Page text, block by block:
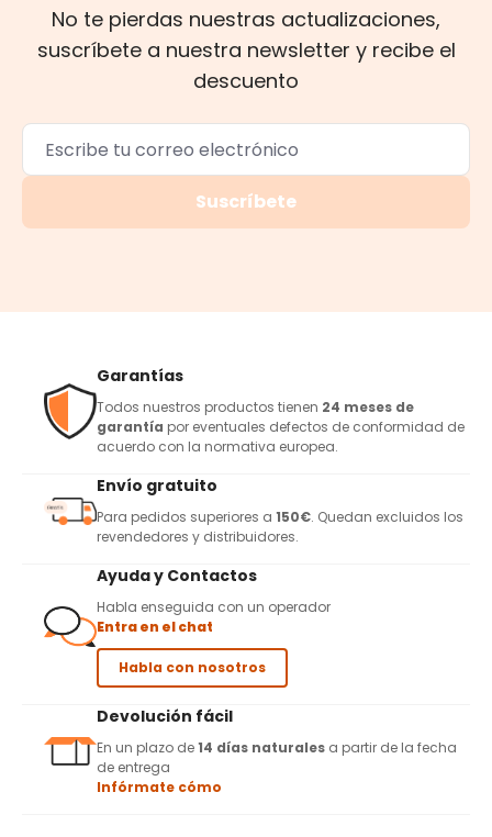
No te pierdas nuestras actualizaciones,
suscríbete a nuestra newsletter y recibe el
descuento
Suscríbete
Garantías
Todos nuestros productos tienen 24 meses de
garantía por eventuales defectos de conformidad de
acuerdo con la normativa europea.
Envío gratuito
Para pedidos superiores a 150€. Quedan excluidos los
revendedores y distribuidores.
Ayuda y Contactos
Habla enseguida con un operador
Entra en el chat
Habla con nosotros
Devolución fácil
En un plazo de14 días naturales a partir de la fecha
de entrega
Infórmate cómo